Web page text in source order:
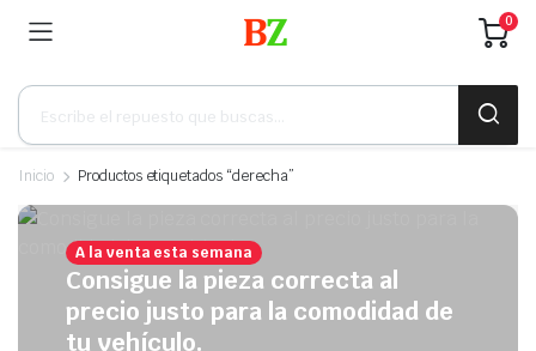
0
Búsqueda
productos
Inicio Productos etiquetados “derecha”
A la venta esta semana
Consigue la pieza correcta al
precio justo para la comodidad de
tu vehículo.